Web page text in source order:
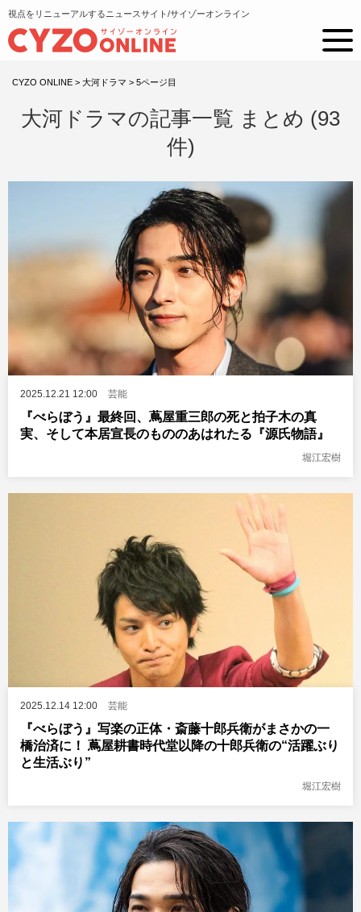
視点をリニューアルするニュースサイト/サイゾーオンライン
CYZO ONLINE > 大河ドラマ > 5ページ目
大河ドラマの記事一覧 まとめ (93
件)
2025.12.21 12:00 芸能
『べらぼう』最終回、蔦屋重三郎の死と拍子木の真
実、そして本居宣長のもののあはれたる『源氏物語』
堀江宏樹
2025.12.14 12:00 芸能
『べらぼう』写楽の正体・斎藤十郎兵衛がまさかの一
橋治済に！ 蔦屋耕書時代堂以降の十郎兵衛の“活躍ぶり
と生活ぶり”
堀江宏樹